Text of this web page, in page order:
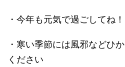
・今年も元気で過ごしてね！
・寒い季節には風邪などひ
ください